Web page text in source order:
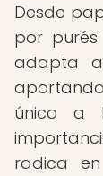
Desde
por
adapta a
único a
radica